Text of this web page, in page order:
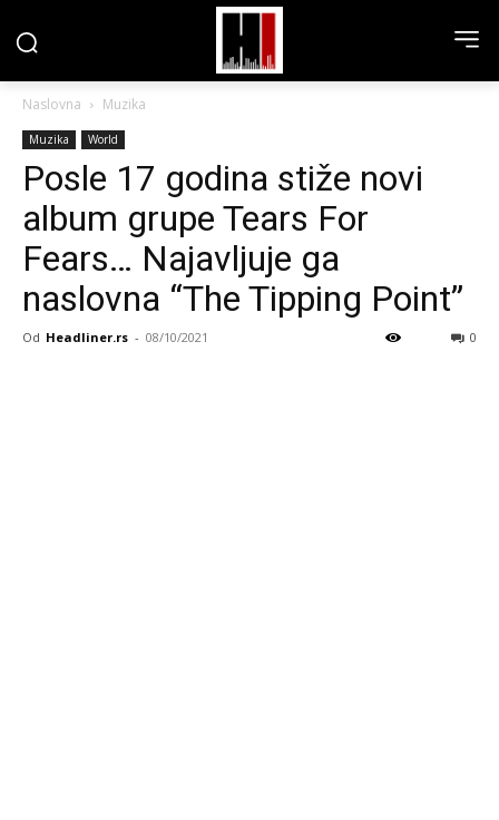
Naslovna Muzika
Muzika World
Posle 17 godina stiže novi
album grupe Tears For
Fears… Najavljuje ga
naslovna “The Tipping Point”
Od Headliner.rs - 08/10/2021 0